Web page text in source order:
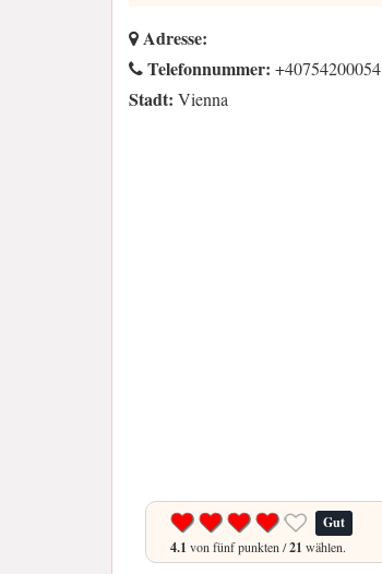
Adresse:
Telefonnummer: +40754200054
Stadt: Vienna
Gut
4.1 von fünf punkten /21 wählen.